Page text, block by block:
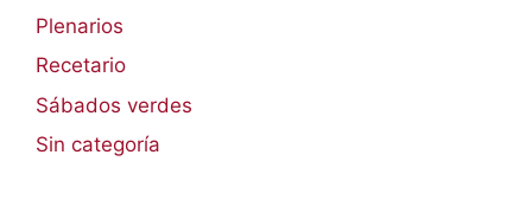
Plenarios
Recetario
Sábados verdes
Sin categoría